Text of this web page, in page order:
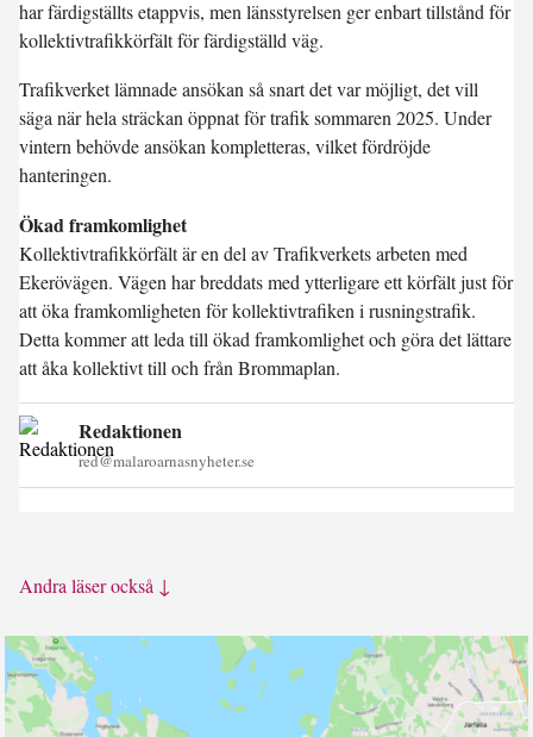
har färdigställts etappvis, men länsstyrelsen ger enbart tillstånd för
kollektivtrafikkörfält för färdigställd väg.
Trafikverket lämnade ansökan så snart det var möjligt, det vill
säga när hela sträckan öppnat för trafik sommaren 2025. Under
vintern behövde ansökan kompletteras, vilket fördröjde
hanteringen.
Ökad framkomlighet
Kollektivtrafikkörfält är en del av Trafikverkets arbeten med
Ekerövägen. Vägen har breddats med ytterligare ett körfält just för
att öka framkomligheten för kollektivtrafiken i rusningstrafik.
Detta kommer att leda till ökad framkomlighet och göra det lättare
att åka kollektivt till och från Brommaplan.
Redaktionen
red@malaroarnasnyheter.se
Andra läser också ↓